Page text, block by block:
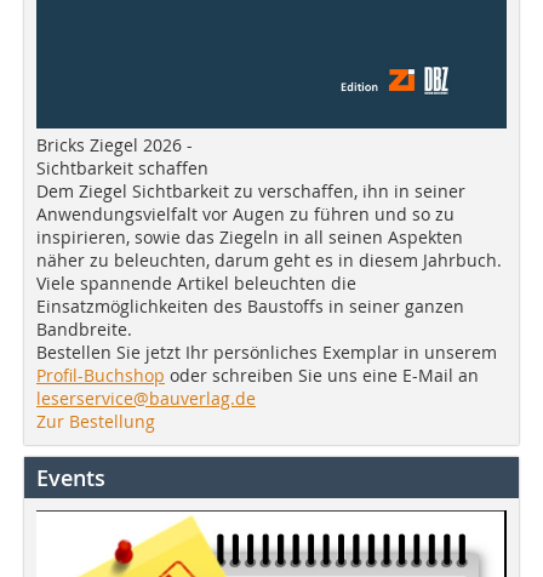
Bricks Ziegel 2026 -
Sichtbarkeit schaffen
Dem Ziegel Sichtbarkeit zu verschaffen, ihn in seiner
Anwendungsvielfalt vor Augen zu führen und so zu
inspirieren, sowie das Ziegeln in all seinen Aspekten
näher zu beleuchten, darum geht es in diesem Jahrbuch.
Viele spannende Artikel beleuchten die
Einsatzmöglichkeiten des Baustoffs in seiner ganzen
Bandbreite.
Bestellen Sie jetzt Ihr persönliches Exemplar in unserem
Profil-Buchshop oder schreiben Sie uns eine E-Mail an
leserservice@bauverlag.de
Zur Bestellung
Events